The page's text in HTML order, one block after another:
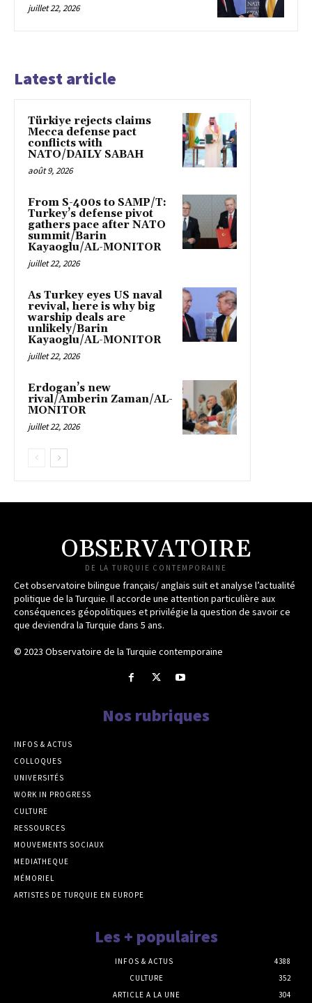
juillet 22, 2026
Latest article
Türkiye rejects claims
Mecca defense pact
conflicts with
NATO/DAILY SABAH
août 9, 2026
From S-400s to SAMP/T:
Turkey’s defense pivot
gathers pace after NATO
summit/Barin
Kayaoglu/AL-MONITOR
juillet 22, 2026
As Turkey eyes US naval
revival, here is why big
warship deals are
unlikely/Barin
Kayaoglu/AL-MONITOR
juillet 22, 2026
Erdogan’s new
rival/Amberin Zaman/AL-
MONITOR
juillet 22, 2026
OBSERVATOIRE
DE LA TURQUIE CONTEMPORAINE
Cet observatoire bilingue français/ anglais suit et analyse l’actualité
politique de la Turquie. Il accorde une attention particulière aux
conséquences géopolitiques et privilégie la question de savoir ce
que deviendra la Turquie dans 5 ans.
© 2023 Observatoire de la Turquie contemporaine
Nos rubriques
INFOS & ACTUS
COLLOQUES
UNIVERSITÉS
WORK IN PROGRESS
CULTURE
RESSOURCES
MOUVEMENTS SOCIAUX
MEDIATHEQUE
MÉMORIEL
ARTISTES DE TURQUIE EN EUROPE
Les + populaires
INFOS & ACTUS
4388
CULTURE
352
ARTICLE A LA UNE
304